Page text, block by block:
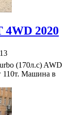
4WD 2020
13
(170л.с) AWD
Машина в